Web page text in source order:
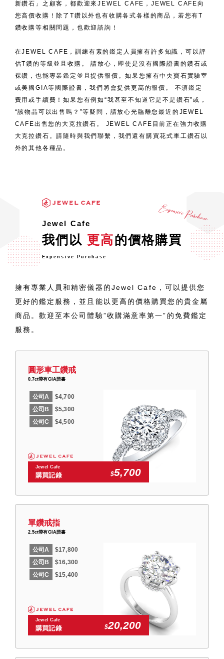
新鑽石」之顧客，都歡迎來JEWEL CAFE，JEWEL CAFE向
您高價收購！除了T鑽以外也有收購各式各樣的商品，若您有T
鑽收購等相關問題，也歡迎諮詢！
在JEWEL CAFE，訓練有素的鑑定人員擁有許多知識，可以評
估T鑽的等級並且收購。 請放心，即使是沒有國際證書的鑽石或
裸鑽，也能專業鑑定並且提供報價。如果您擁有中央寶石實驗室
或美國GIA等國際證書，我們將會提供更高的報價。 不須鑑定
費用或手續費！如果您有例如“我甚至不知道它是不是鑽石”或，
“該物品可以出售嗎？”等疑問，請放心光臨離您最近的JEWEL
CAFE出售您的大克拉鑽石。 JEWEL CAFE目前正在強力收購
大克拉鑽石。請隨時與我們聯繫，我們還有購買花式車工鑽石以
外的其他各種品。
Jewel Cafe
我們以 更高的價格購買
Expensive Purchase
擁有專業人員和精密儀器的Jewel Cafe，可以提供您
更好的鑑定服務，並且能以更高的價格購買您的貴金屬
商品。歡迎至本公司體驗”收購滿意率第一”的免費鑑定
服務。
圓形車工鑽戒
0.7ct帶有GIA證書
公司A
$4,700
公司B
$5,300
公司C
$4,500
Jewel Cafe
購買記錄 $5,700
單鑽戒指
2.5ct帶有GIA證書
公司A
$17,800
公司B
$16,300
公司C
$15,400
Jewel Cafe
購買記錄 $20,200